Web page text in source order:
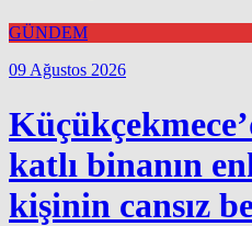
GÜNDEM
09 Ağustos 2026
katlı binanın
kişinin cansız